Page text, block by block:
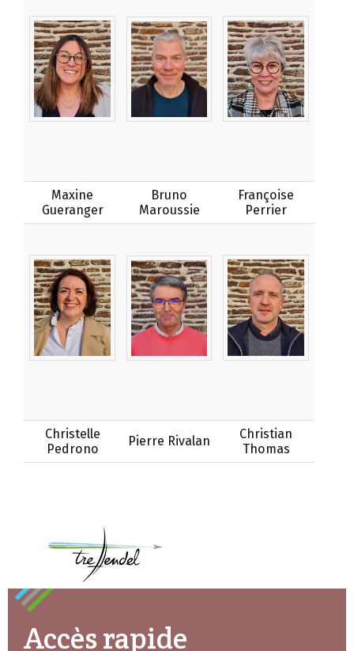
Maxine
Gueranger
Bruno
Maroussie
Françoise
Perrier
Christelle
Pedrono
Pierre Rivalan
Christian
Thomas
Accès rapide